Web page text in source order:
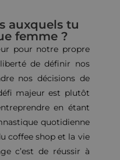
auxquels tu
femme ?
pour notre propre
de définir nos
nos décisions de
majeur est plutôt
en étant
quotidienne
coffee shop et la vie
c’est de réussir à